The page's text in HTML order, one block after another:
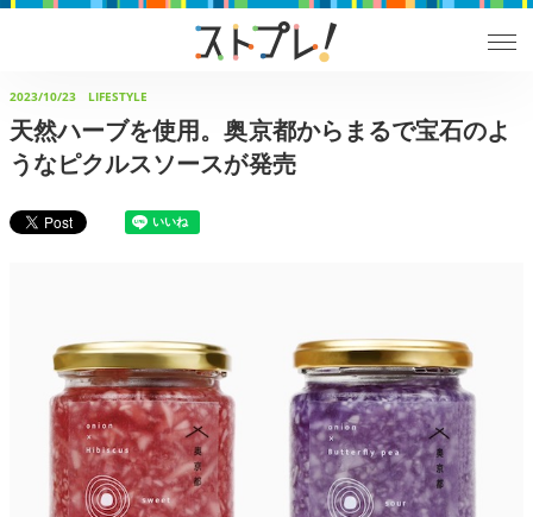
2023/10/23 LIFESTYLE
天然ハーブを使用。奥京都からまるで宝石のよ
うなピクルスソースが発売